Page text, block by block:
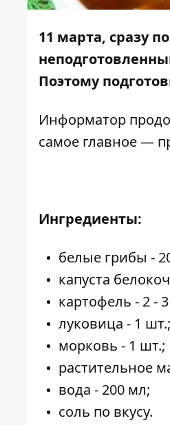
11 марта, сразу
Поэтому
Информатор
самое главное —
Ингредиенты:
белые грибы -
капуста
картофель - 2 -
луковица - 1 шт.;
морковь - 1 шт.;
растительное
вода - 200 мл;
соль по вкусу.